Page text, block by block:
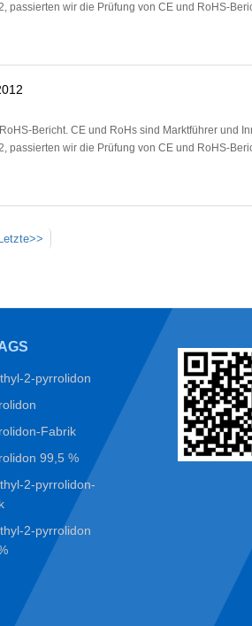
passierten wir die Prüfung von CE und RoHS-
Bericht. CE und RoHs sind Marktführer und
passierten wir die Prüfung von CE und RoHS-
Letzte>>
2-pyrrolidon
Fabrik
99,5 %
2-pyrrolidon-
2-pyrrolidon